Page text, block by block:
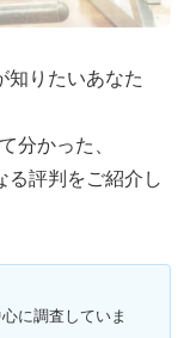
知りたいあなた
分かった、
る評判をご紹介し
に調査していま